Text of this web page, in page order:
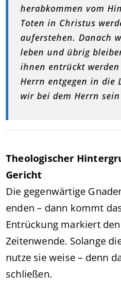
herabkommen vom
Toten in Christus
auferstehen. Danach
leben und übrig
ihnen entrückt
Herrn entgegen in die
wir bei dem Herrn
Theologischer
Gericht
Die gegenwärtige
enden – dann kommt
Entrückung markiert
Zeitenwende. Solange
nutze sie weise – denn
schließen.